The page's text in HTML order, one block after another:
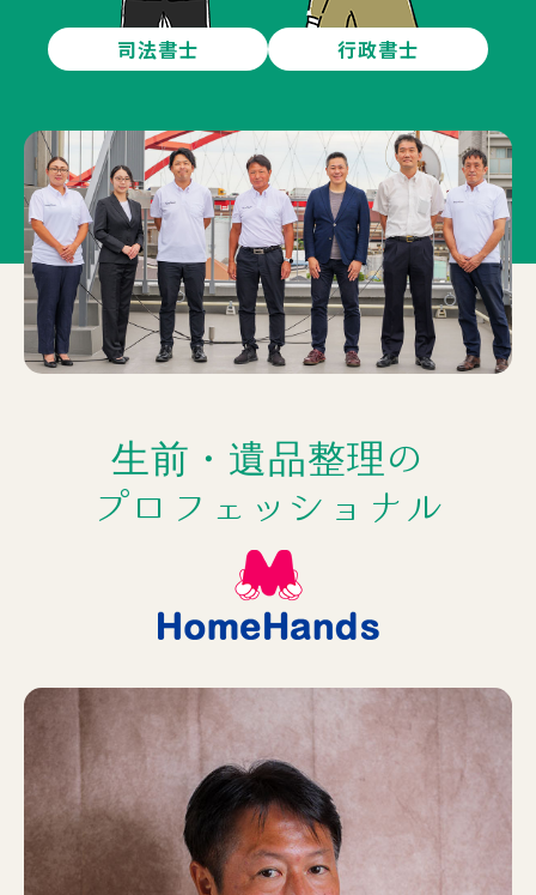
司法書士 行政書士
生前・遺品整理の
プロフェッショナル